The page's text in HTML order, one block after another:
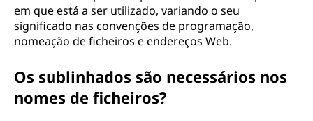
em que está a ser utilizado, variando o seu
significado nas convenções de programação,
nomeação de ficheiros e endereços Web.
Os sublinhados são necessários nos
nomes de ficheiros?